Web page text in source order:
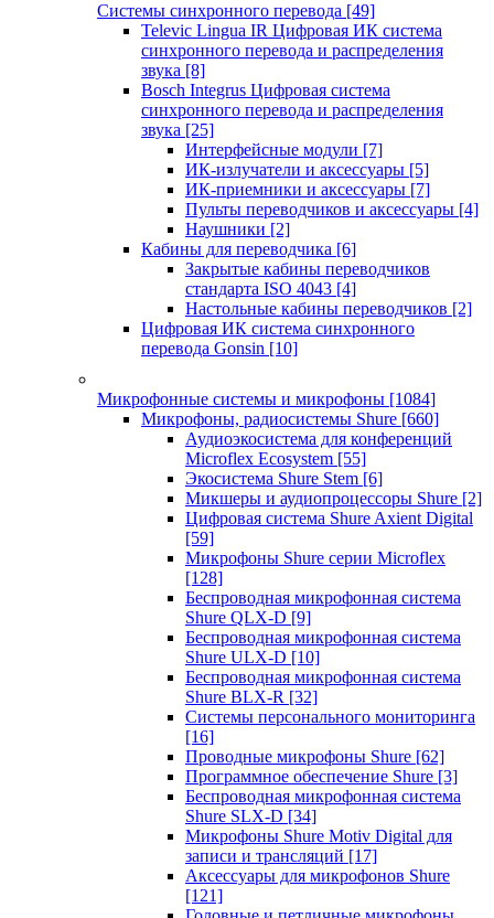
Системы синхронного перевода [49]
Televic Lingua IR Цифровая ИК система
синхронного перевода и распределения
звука [8]
Bosch Integrus Цифровая система
синхронного перевода и распределения
звука [25]
Интерфейсные модули [7]
ИК-излучатели и аксессуары [5]
ИК-приемники и аксессуары [7]
Пульты переводчиков и аксессуары [4]
Наушники [2]
Кабины для переводчика [6]
Закрытые кабины переводчиков
стандарта ISO 4043 [4]
Настольные кабины переводчиков [2]
Цифровая ИК система синхронного
перевода Gonsin [10]
Микрофонные системы и микрофоны [1084]
Микрофоны, радиосистемы Shure [660]
Аудиоэкосистема для конференций
Microflex Ecosystem [55]
Экосистема Shure Stem [6]
Микшеры и аудиопроцессоры Shure [2]
Цифровая система Shure Axient Digital
[59]
Микрофоны Shure серии Microflex
[128]
Беспроводная микрофонная система
Shure QLX-D [9]
Беспроводная микрофонная система
Shure ULX-D [10]
Беспроводная микрофонная система
Shure BLX-R [32]
Системы персонального мониторинга
[16]
Проводные микрофоны Shure [62]
Программное обеспечение Shure [3]
Беспроводная микрофонная система
Shure SLX-D [34]
Микрофоны Shure Motiv Digital для
записи и трансляций [17]
Аксессуары для микрофонов Shure
[121]